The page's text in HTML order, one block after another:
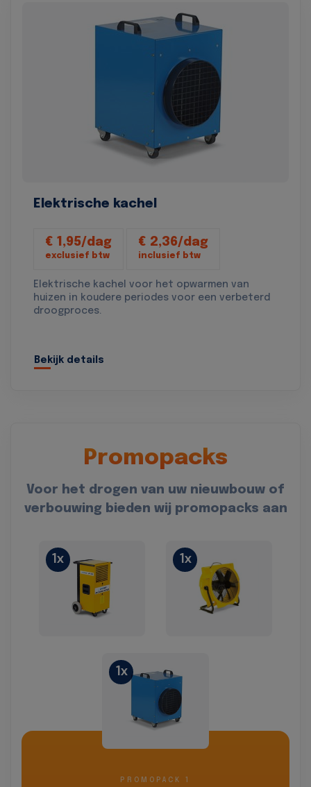
Elektrische kachel
€ 1,95/dag
exclusief btw
€ 2,36/dag
inclusief btw
Elektrische kachel voor het opwarmen van
huizen in koudere periodes voor een verbeterd
droogproces.
Bekijk details
Promopacks
Voor het drogen van uw nieuwbouw of
verbouwing bieden wij promopacks aan
1x 1x
1x
PROMOPACK 1